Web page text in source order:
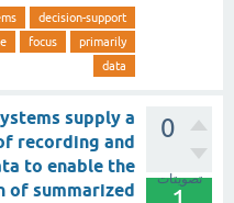
decision-support
primarily
focus
data
0
تصويتات
supply a
recording and
to enable the
of summarized